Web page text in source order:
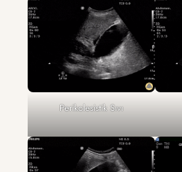
Perikolesistik Sıvı